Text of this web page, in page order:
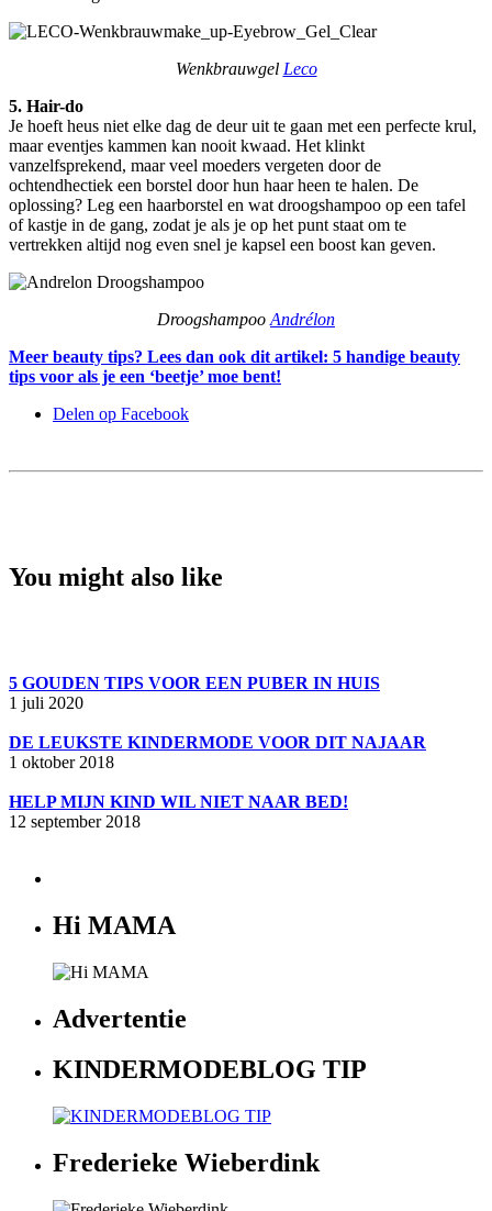
Wenkbrauwgel Leco
5. Hair-do
Je hoeft heus niet elke dag de deur uit te gaan met een perfecte krul,
maar eventjes kammen kan nooit kwaad. Het klinkt
vanzelfsprekend, maar veel moeders vergeten door de
ochtendhectiek een borstel door hun haar heen te halen. De
oplossing? Leg een haarborstel en wat droogshampoo op een tafel
of kastje in de gang, zodat je als je op het punt staat om te
vertrekken altijd nog even snel je kapsel een boost kan geven.
Droogshampoo Andrélon
Meer beauty tips? Lees dan ook dit artikel: 5 handige beauty
tips voor als je een ‘beetje’ moe bent!
Delen op Facebook
You might also like
5 GOUDEN TIPS VOOR EEN PUBER IN HUIS
1 juli 2020
DE LEUKSTE KINDERMODE VOOR DIT NAJAAR
1 oktober 2018
HELP MIJN KIND WIL NIET NAAR BED!
12 september 2018
Hi MAMA
Advertentie
KINDERMODEBLOG TIP
Frederieke Wieberdink